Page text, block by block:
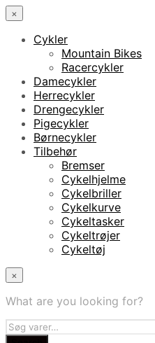
×
Cykler
Mountain Bikes
Racercykler
Damecykler
Herrecykler
Drengecykler
Pigecykler
Børnecykler
Tilbehør
Bremser
Cykelhjelme
Cykelbriller
Cykelkurve
Cykeltasker
Cykeltrøjer
Cykeltøj
×
What are you looking for?